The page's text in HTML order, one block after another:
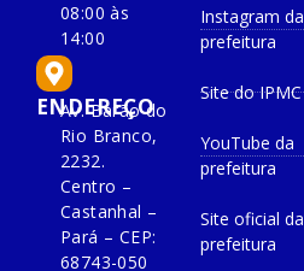
08:00 às
14:00
ENDEREÇO
Av. Barão do
Rio Branco,
2232.
Centro –
Castanhal –
Pará – CEP:
68743-050
Instagram da
prefeitura
Site do IPMC
YouTube da
prefeitura
Site oficial da
prefeitura